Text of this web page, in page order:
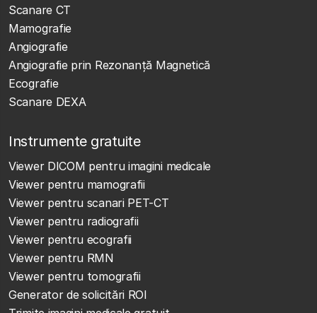
Scanare CT
Mamografie
Angiografie
Angiografie prin Rezonanță Magnetică
Ecografie
Scanare DEXA
Instrumente gratuite
Viewer DICOM pentru imagini medicale
Viewer pentru mamografii
Viewer pentru scanari PET-CT
Viewer pentru radiografii
Viewer pentru ecografii
Viewer pentru RMN
Viewer pentru tomografii
Generator de solicitări ROI